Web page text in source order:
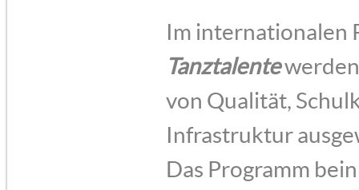
Im internationalen
Tanztalente
von Qualität,
Infrastruktur
Das Programm